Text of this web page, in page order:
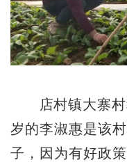
店村镇大寨村
岁的李淑惠是该
子，因为有好政